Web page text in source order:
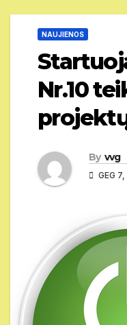
NAUJIENOS
Nr.10
By vvg
GEG